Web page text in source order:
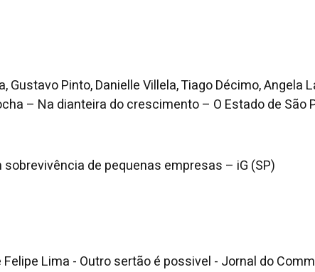
Pinto, Danielle Villela, Tiago Décimo, Angela
– Na dianteira do crescimento – O Estado de São
de pequenas empresas – iG (SP)
Lima - Outro sertão é possivel - Jornal do